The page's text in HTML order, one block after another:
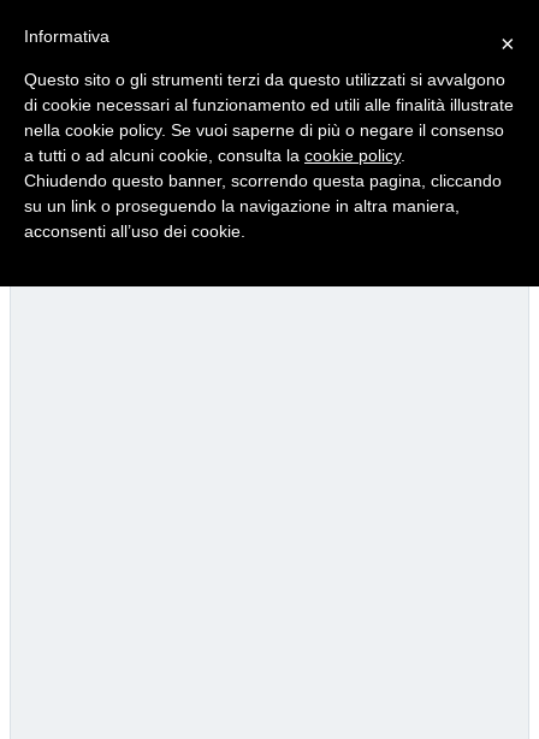
Quotidiano d'informazione distribuito in Molise con
×
Informativa
Questo sito o gli strumenti terzi da questo utilizzati si avvalgono
di cookie necessari al funzionamento ed utili alle finalità illustrate
nella cookie policy. Se vuoi saperne di più o negare il consenso
a tutti o ad alcuni cookie, consulta la cookie policy.
Chiudendo questo banner, scorrendo questa pagina, cliccando
su un link o proseguendo la navigazione in altra maniera,
acconsenti all’uso dei cookie.